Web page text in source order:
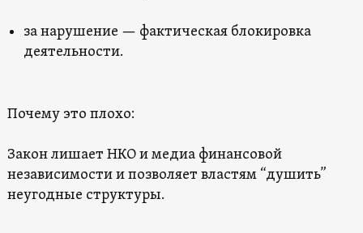
за нарушение — фактическая блокировка
деятельности.
Почему это плохо:
Закон лишает НКО и медиа финансовой
независимости и позволяет властям “душить”
неугодные структуры.